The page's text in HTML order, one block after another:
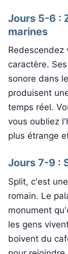
Jours 5-6 :
marines
Redescendez
caractère.
sonore dans
produisent
temps réel.
vous oubliez
plus étrange
Jours 7-9 :
Split, c'est
romain. Le
monument
les gens
boivent du